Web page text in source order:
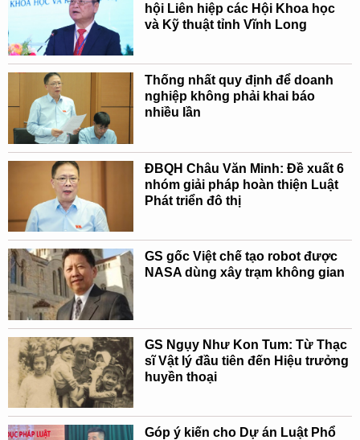
hội Liên hiệp các Hội Khoa học
và Kỹ thuật tỉnh Vĩnh Long
Thống nhất quy định để doanh
nghiệp không phải khai báo
nhiều lần
ĐBQH Châu Văn Minh: Đề xuất 6
nhóm giải pháp hoàn thiện Luật
Phát triển đô thị
GS gốc Việt chế tạo robot được
NASA dùng xây trạm không gian
GS Ngụy Như Kon Tum: Từ Thạc
sĩ Vật lý đầu tiên đến Hiệu trưởng
huyền thoại
Góp ý kiến cho Dự án Luật Phổ